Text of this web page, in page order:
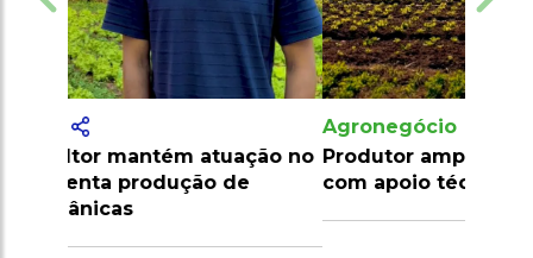
Agronegócio
Produtor amplia cultivo de hortaliças
com apoio técnico e irrigação